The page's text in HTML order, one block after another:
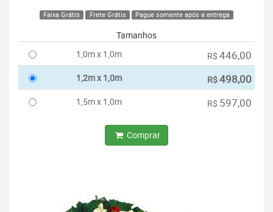
Faixa Grátis Frete Grátis Pague somente após a entrega
Tamanhos
1,0m x 1,0m
R$ 446,00
1,2m x 1,0m R$498,00
1,5m x 1,0m R$ 597,00
Comprar